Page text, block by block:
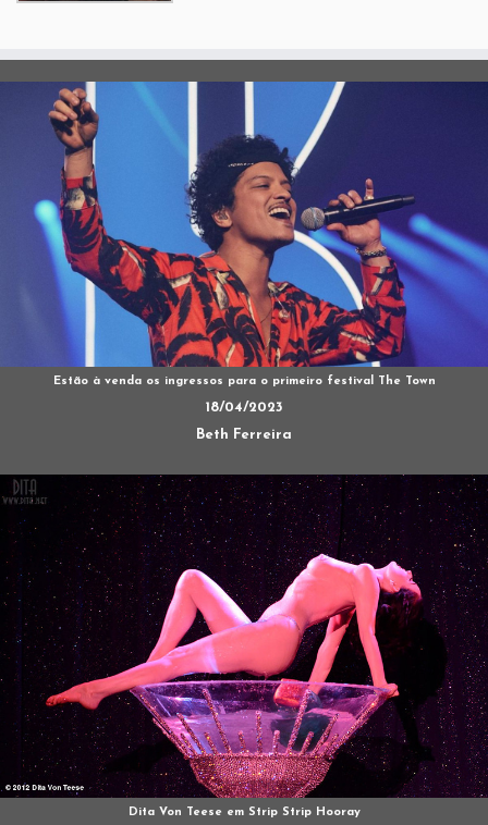
Estão à venda os ingressos para o primeiro festival The Town
18/04/2023
Beth Ferreira
Dita Von Teese em Strip Strip Hooray